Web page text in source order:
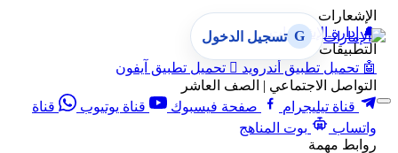
الإشعارات
🔔 إدارة الإشعارات
التطبيقات
🤖 تحميل تطبيق أندرويد  تحميل تطبيق آيفون
التواصل الاجتماعي | الصف العاشر
قناة تيليجرام
صفحة فيسبوك قناة يوتيوب
قناة
واتساب
بوت المناهج
روابط مهمة
G تسجيل الدخول